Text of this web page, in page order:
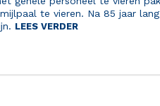
te vieren. Na 85 jaar
LEES VERDER